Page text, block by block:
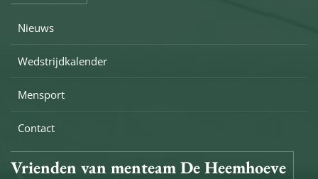
Nieuws
Wedstrijdkalender
Mensport
Contact
Vrienden van menteam De Heemhoeve